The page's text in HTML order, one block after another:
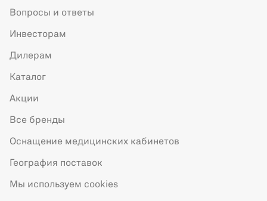
Вопросы и ответы
Инвесторам
Дилерам
Каталог
Акции
Все бренды
Оснащение медицинских кабинетов
География поставок
Мы используем cookies